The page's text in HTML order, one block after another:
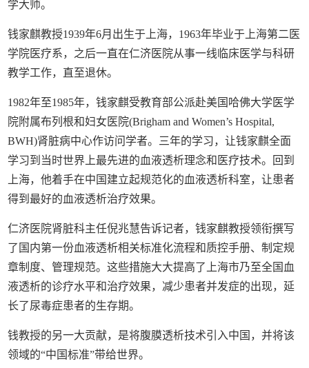
学大师。
钱家麒教授1939年6月出生于上海， 1963年毕业于上海第二医
学院医疗系，之后一直在仁济医院从事一线临床医学与科研
教学工作，直至退休。
1982年至1985年，钱家麒受教育部公派赴美国哈佛大学医学
院附属布列根和妇女医院(Brigham and Women’s Hospital,
BWH)肾脏病中心作访问学者。三年的学习，让钱家麒全面
学习到当时世界上最先进的血液透析理念和医疗技术。回到
上海，他着手在中国建立起规范化的血液透析科室，让患者
得到最好的血液透析治疗效果。
仁济医院肾脏科主任倪兆慧告诉记者，钱家麒教授领衔撰写
了国内第一份血液透析相关标准化流程和质控手册、制定规
章制度、管理规范。这些措施大大提高了上海市乃至全国血
液透析的诊疗水平和治疗效果，减少患者并发症的出现，延
长了尿毒症患者的生存期。
钱教授的另一大贡献，是将腹膜透析技术引入中国，并将该
领域的“中国标准”带给世界。